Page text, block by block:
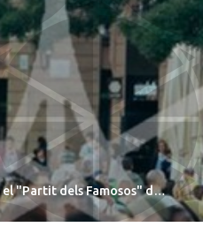
"Partit dels Famosos" d…